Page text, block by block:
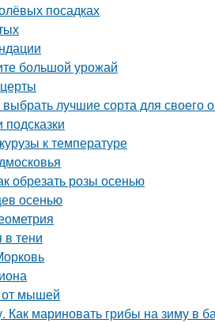
посадках
большой урожай
лучшие сорта для своего
к температуре
обрезать розы осенью
осенью
тени
от мышей
мариновать грибы на зиму в